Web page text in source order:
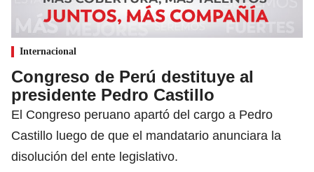
Internacional
Congreso de Perú destituye al
presidente Pedro Castillo
El Congreso peruano apartó del cargo a Pedro
Castillo luego de que el mandatario anunciara la
disolución del ente legislativo.